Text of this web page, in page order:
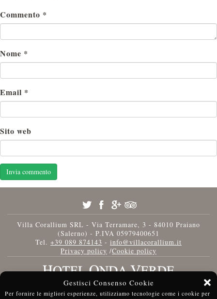
Gestisci Consenso Cookie
Per fornire le migliori esperienze, utilizziamo tecnologie come i cookie per
Commento *
Nome *
Email *
Sito web
Villa Corallium SRL - Via Terramare, 3 - 84010 Praiano
(Salerno) - P.IVA 05979400651
Tel. +39 089 874143 - info@villacorallium.it
Privacy policy /Cookie policy